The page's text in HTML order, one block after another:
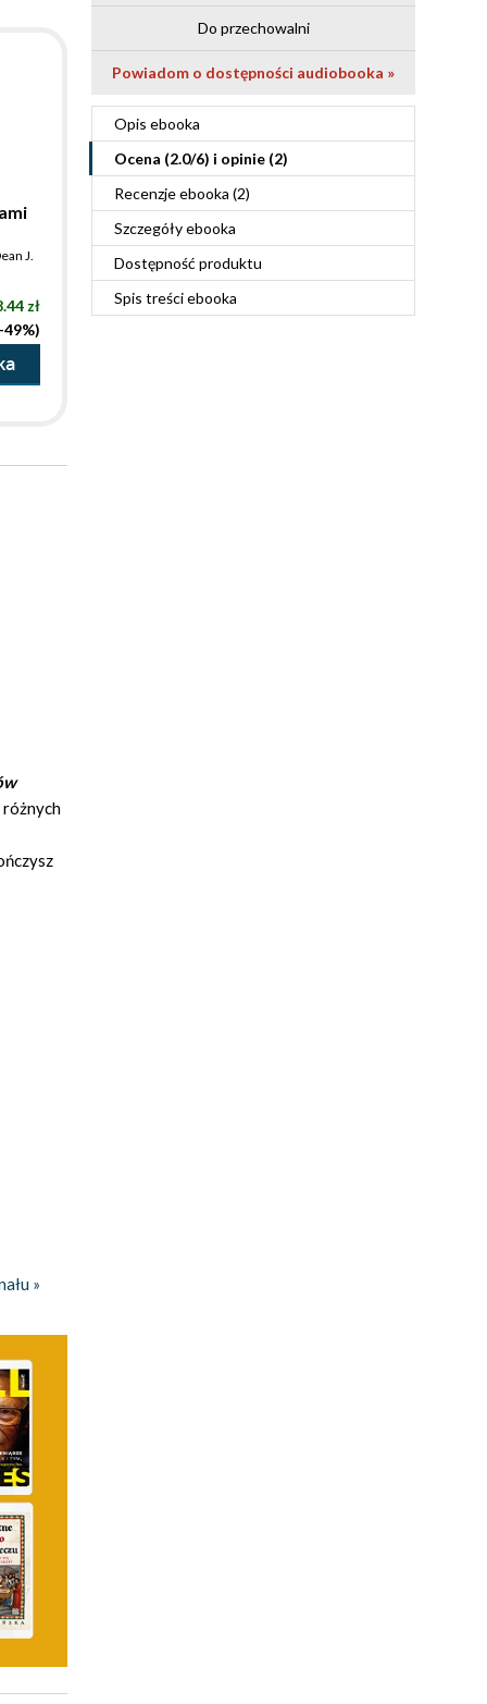
Do przechowalni
Powiadom o dostępności audiobooka »
Opis ebooka
Ocena (2.0/6) i opinie (2)
Recenzjeebooka (2)
Szczegółyebooka
Dostępność produktu
Spis treściebooka
J.
zł
49%)
różnych
»